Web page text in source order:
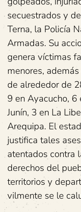
secuestrados y
Terna, la Policía
Armadas. Su
genera víctimas
menores,
de alrededor de
9 en Ayacucho, 6
Junín, 3 en La
Arequipa. El
justifica tales
atentados contra
derechos del
territorios y
vilmente se le